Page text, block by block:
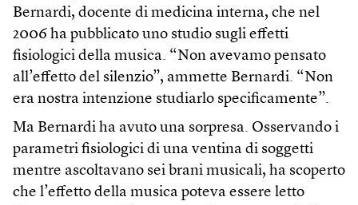
Bernardi, docente di medicina interna, che nel
2006 ha pubblicato uno studio sugli effetti
fisiologici della musica. “Non avevamo pensato
all’effetto del silenzio”, ammette Bernardi. “Non
era nostra intenzione studiarlo specificamente”.
Ma Bernardi ha avuto una sorpresa. Osservando i
parametri fisiologici di una ventina di soggetti
mentre ascoltavano sei brani musicali, ha scoperto
che l’effetto della musica poteva essere letto